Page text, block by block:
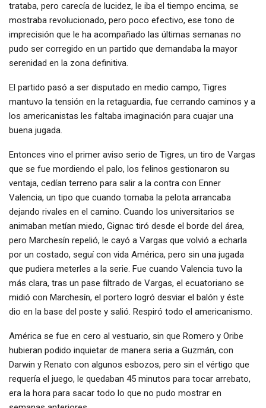
trataba, pero carecía de lucidez, le iba el tiempo encima, se
mostraba revolucionado, pero poco efectivo, ese tono de
imprecisión que le ha acompañado las últimas semanas no
pudo ser corregido en un partido que demandaba la mayor
serenidad en la zona definitiva.
El partido pasó a ser disputado en medio campo, Tigres
mantuvo la tensión en la retaguardia, fue cerrando caminos y a
los americanistas les faltaba imaginación para cuajar una
buena jugada.
Entonces vino el primer aviso serio de Tigres, un tiro de Vargas
que se fue mordiendo el palo, los felinos gestionaron su
ventaja, cedían terreno para salir a la contra con Enner
Valencia, un tipo que cuando tomaba la pelota arrancaba
dejando rivales en el camino. Cuando los universitarios se
animaban metían miedo, Gignac tiró desde el borde del área,
pero Marchesín repelió, le cayó a Vargas que volvió a echarla
por un costado, seguí con vida América, pero sin una jugada
que pudiera meterles a la serie. Fue cuando Valencia tuvo la
más clara, tras un pase filtrado de Vargas, el ecuatoriano se
midió con Marchesín, el portero logró desviar el balón y éste
dio en la base del poste y salió. Respiró todo el americanismo.
América se fue en cero al vestuario, sin que Romero y Oribe
hubieran podido inquietar de manera seria a Guzmán, con
Darwin y Renato con algunos esbozos, pero sin el vértigo que
requería el juego, le quedaban 45 minutos para tocar arrebato,
era la hora para sacar todo lo que no pudo mostrar en